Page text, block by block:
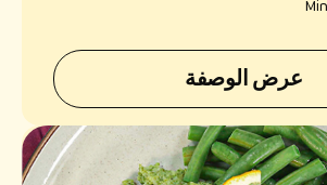
عرض الوصفة